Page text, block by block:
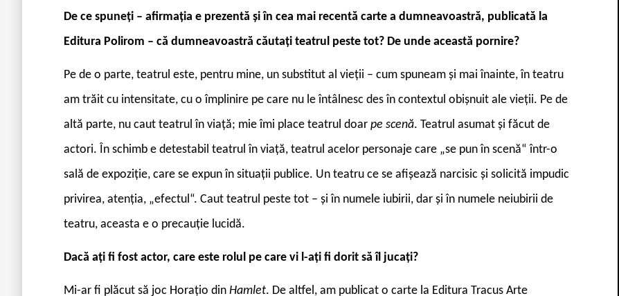
De ce spuneți – afirmația e prezentă și în cea mai recentă carte a dumneavoastră, publicată la
Editura Polirom – că dumneavoastră căutați teatrul peste tot? De unde această pornire?
Pe de o parte, teatrul este, pentru mine, un substitut al vieții – cum spuneam și mai înainte, în teatru
am trăit cu intensitate, cu o împlinire pe care nu le întâlnesc des în contextul obișnuit ale vieții. Pe de
altă parte, nu caut teatrul în viață; mie îmi place teatrul doar pe scenă. Teatrul asumat și făcut de
actori. În schimb e detestabil teatrul în viață, teatrul acelor personaje care „se pun în scenă“ într-o
sală de expoziție, care se expun în situații publice. Un teatru ce se afișează narcisic și solicită impudic
privirea, atenția, „efectul“. Caut teatrul peste tot – și în numele iubirii, dar și în numele neiubirii de
teatru, aceasta e o precauție lucidă.
Dacă ați fi fost actor, care este rolul pe care vi l-ați fi dorit să îl jucați?
Mi-ar fi plăcut să joc Horațio din Hamlet. De altfel, am publicat o carte la Editura Tracus Arte